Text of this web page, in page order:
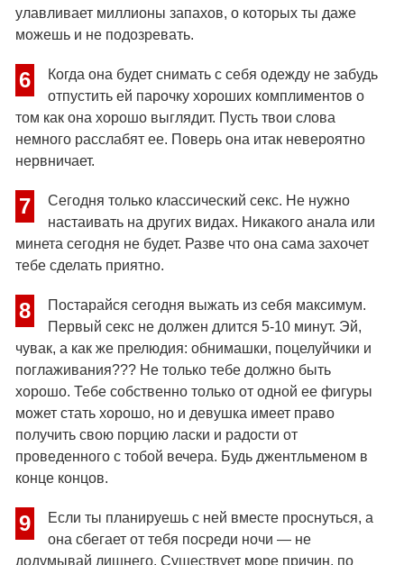
улавливает миллионы запахов, о которых ты даже
можешь и не подозревать.
6
Когда она будет снимать с себя одежду не забудь
отпустить ей парочку хороших комплиментов о
том как она хорошо выглядит. Пусть твои слова
немного расслабят ее. Поверь она итак невероятно
нервничает.
7
Сегодня только классический секс. Не нужно
настаивать на других видах. Никакого анала или
минета сегодня не будет. Разве что она сама захочет
тебе сделать приятно.
8
Постарайся сегодня выжать из себя максимум.
Первый секс не должен длится 5-10 минут. Эй,
чувак, а как же прелюдия: обнимашки, поцелуйчики и
поглаживания??? Не только тебе должно быть
хорошо. Тебе собственно только от одной ее фигуры
может стать хорошо, но и девушка имеет право
получить свою порцию ласки и радости от
проведенного с тобой вечера. Будь джентльменом в
конце концов.
9
Если ты планируешь с ней вместе проснуться, а
она сбегает от тебя посреди ночи — не
додумывай лишнего. Существует море причин, по